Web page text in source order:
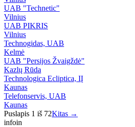
UAB "Technetic"
Vilnius
UAB PIKRIS
Vilnius
Technogidas, UAB
Kelmė
UAB "Persijos Žvaigždė"
Kazlų Rūda
Technologica Ecliptica, IĮ
Kaunas
Telefonservis, UAB
Kaunas
Puslapis 1 iš 72Kitas →
infoin